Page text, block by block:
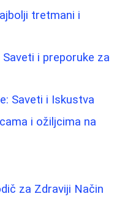
tretmani i
i preporuke za
Saveti i Iskustva
i ožiljcima na
za Zdraviji Način